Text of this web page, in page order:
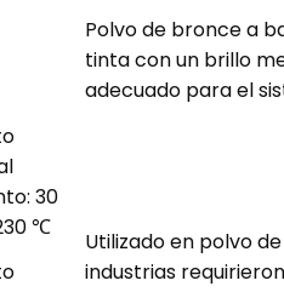
Polvo de bronce a
tinta con un brillo
adecuado para el
30
℃
Utilizado en polvo
industrias